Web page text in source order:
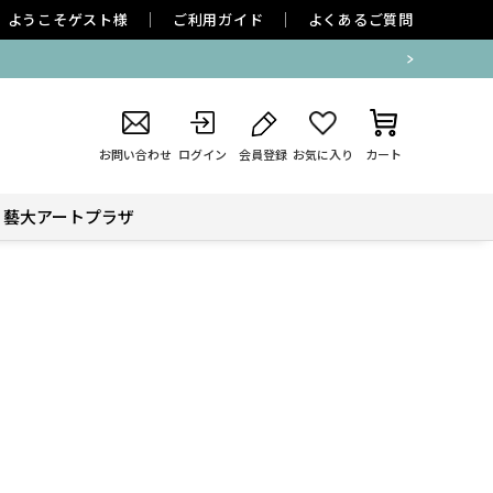
ようこそゲスト様 ご利用ガイド よくあるご質問
お問い合わせ ログイン 会員登録 お気に入り カート
藝大アートプラザ